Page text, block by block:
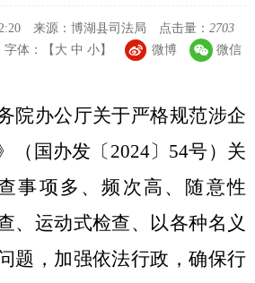
来源：博湖县司法局 点击量： 2703
字体：【 大 中 小】 微博 微信
院办公厅关于严格规范涉企
（国办发〔 2024〕 54号）关
事项多、频次高、 随意性
、运动式检查、以各种名义
题，加强依法行政，确保行